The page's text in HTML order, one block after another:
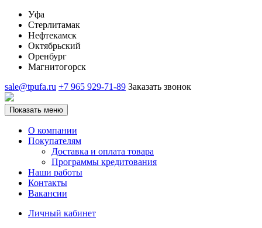
Уфа
Стерлитамак
Нефтекамск
Октябрьский
Оренбург
Магнитогорск
sale@tpufa.ru +7 965 929-71-89 Заказать звонок
Показать меню
О компании
Покупателям
Доставка и оплата товара
Программы кредитования
Наши работы
Контакты
Вакансии
Личный кабинет